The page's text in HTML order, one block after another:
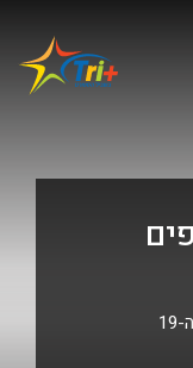
Button used